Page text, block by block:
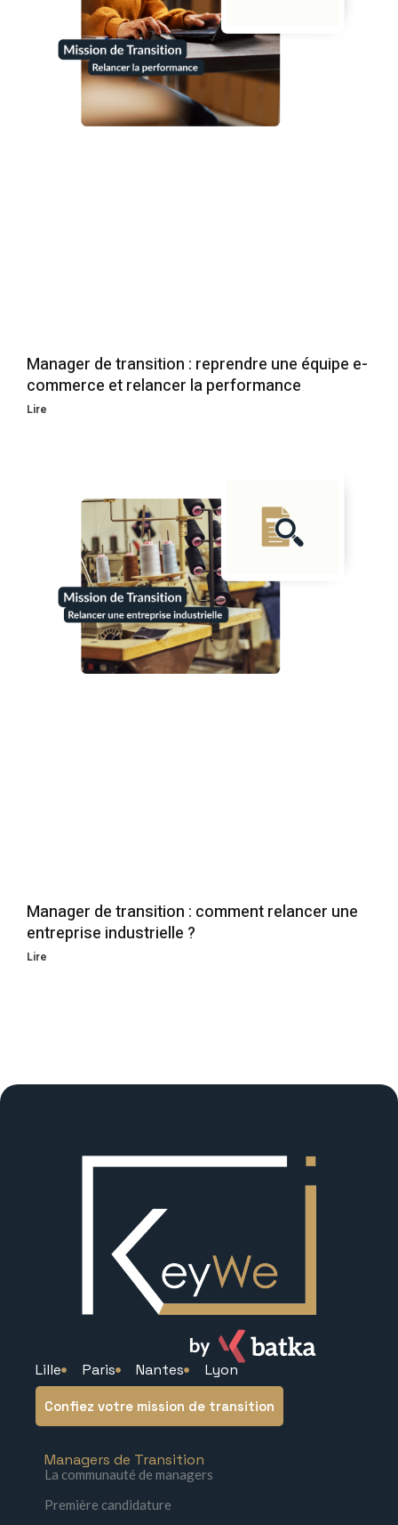
Manager de transition : reprendre une équipe e-
commerce et relancer la performance
Lire
Manager de transition : comment relancer une
entreprise industrielle ?
Lire
Lille Paris Nantes Lyon
Confiez votre mission de transition
Managers de Transition
La communauté de managers
Première candidature